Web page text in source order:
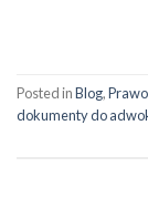
Posted inBlog,
dokumenty do